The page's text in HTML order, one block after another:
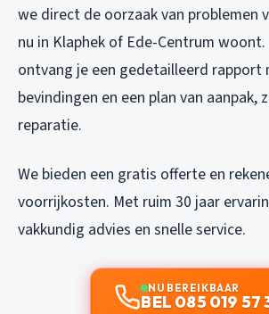
we direct de oorzaak van problemen
nu in Klaphek of Ede-Centrum
ontvang je een gedetailleerd rapport
bevindingen en een plan van aanpak,
reparatie.
We bieden een gratis offerte en
voorrijkosten. Met ruim 30 jaar
vakkundig advies en snelle service.
NU BEREIKBAAR
BEL 085 019 57